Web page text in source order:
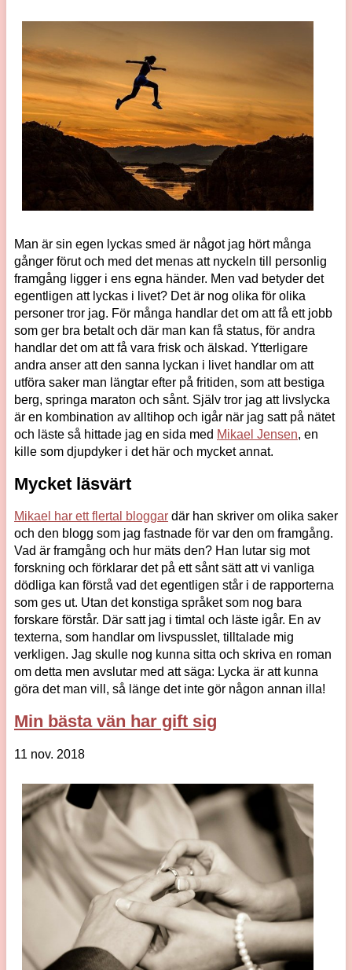
Man är sin egen lyckas smed är något jag hört många
gånger förut och med det menas att nyckeln till personlig
framgång ligger i ens egna händer. Men vad betyder det
egentligen att lyckas i livet? Det är nog olika för olika
personer tror jag. För många handlar det om att få ett jobb
som ger bra betalt och där man kan få status, för andra
handlar det om att få vara frisk och älskad. Ytterligare
andra anser att den sanna lyckan i livet handlar om att
utföra saker man längtar efter på fritiden, som att bestiga
berg, springa maraton och sånt. Själv tror jag att livslycka
är en kombination av alltihop och igår när jag satt på nätet
och läste så hittade jag en sida med Mikael Jensen, en
kille som djupdyker i det här och mycket annat.
Mycket läsvärt
Mikael har ett flertal bloggar där han skriver om olika saker
och den blogg som jag fastnade för var den om framgång.
Vad är framgång och hur mäts den? Han lutar sig mot
forskning och förklarar det på ett sånt sätt att vi vanliga
dödliga kan förstå vad det egentligen står i de rapporterna
som ges ut. Utan det konstiga språket som nog bara
forskare förstår. Där satt jag i timtal och läste igår. En av
texterna, som handlar om livspusslet, tilltalade mig
verkligen. Jag skulle nog kunna sitta och skriva en roman
om detta men avslutar med att säga: Lycka är att kunna
göra det man vill, så länge det inte gör någon annan illa!
Min bästa vän har gift sig
11 nov. 2018